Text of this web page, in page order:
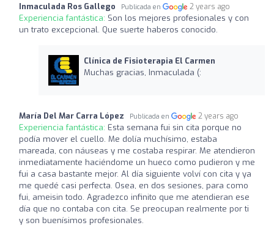
Inmaculada Ros Gallego Publicada en 2 years ago
Experiencia fantástica: Son los mejores profesionales y con
un trato excepcional. Que suerte haberos conocido.
Clínica de Fisioterapia El Carmen
Muchas gracias, Inmaculada (:
María Del Mar Carra López Publicada en 2 years ago
Experiencia fantástica: Esta semana fui sin cita porque no
podía mover el cuello. Me dolía muchísimo, estaba
mareada, con náuseas y me costaba respirar. Me atendieron
inmediatamente haciéndome un hueco como pudieron y me
fui a casa bastante mejor. Al día siguiente volví con cita y ya
me quedé casi perfecta. Osea, en dos sesiones, para como
fui, ameisin todo. Agradezco infinito que me atendieran ese
día que no contaba con cita. Se preocupan realmente por ti
y son buenísimos profesionales.